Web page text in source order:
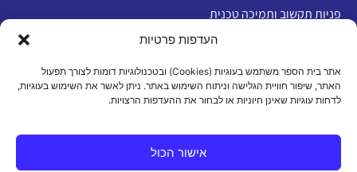
העדפות פרטיות
אתר בית הספר משתמש בעוגיות (Cookies) ובטכנולוגיות דומות לצורך תפעול
האתר, שיפור חוויית הגלישה וניתוח השימוש באתר. ניתן לאשר את השימוש בעוגיות,
לדחות עוגיות שאינן חיוניות או לבחור את ההעדפות הרצויות.
אישור הכול
פניות תקשוב ותמיכה טכנית
מדיניות פרטיות|תנאי שימוש|הצהרת נגישות|מדיניות
עוגיות